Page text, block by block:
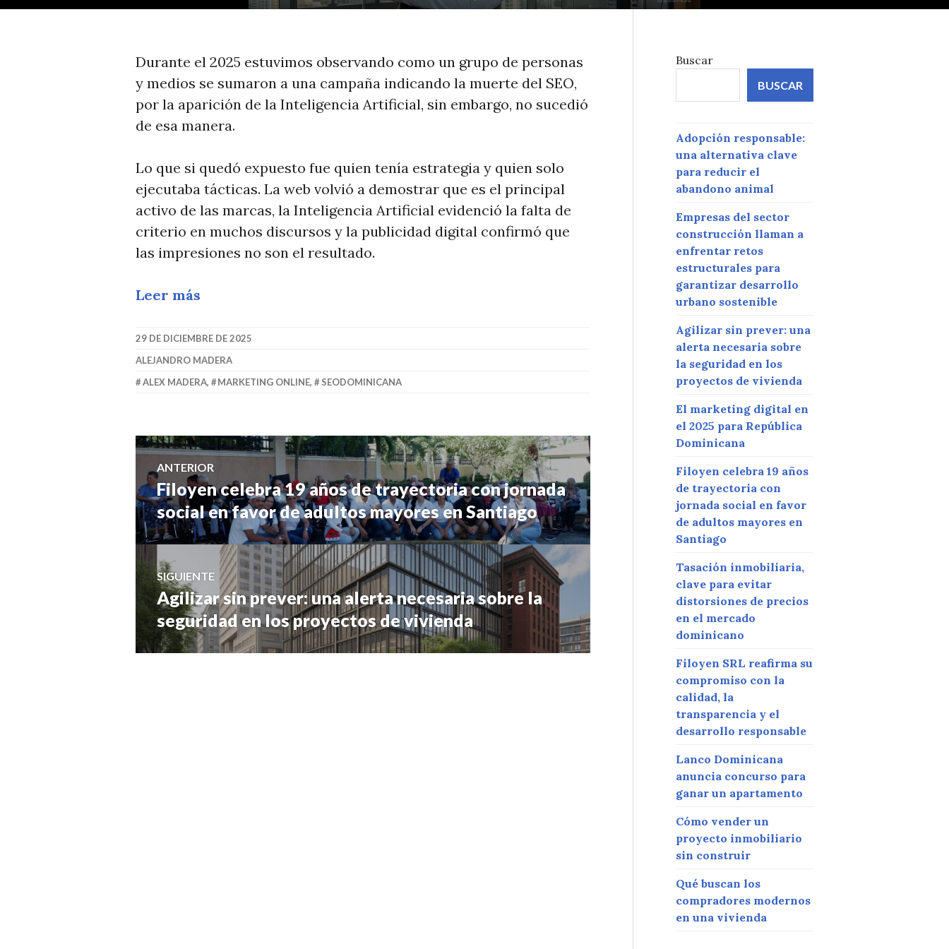
Durante el 2025 estuvimos observando como un grupo de personas
y medios se sumaron a una campaña indicando la muerte del SEO,
por la aparición de la Inteligencia Artificial, sin embargo, no sucedió
de esa manera.
Lo que si quedó expuesto fue quien tenía estrategia y quien solo
ejecutaba tácticas. La web volvió a demostrar que es el principal
activo de las marcas, la Inteligencia Artificial evidenció la falta de
criterio en muchos discursos y la publicidad digital confirmó que
las impresiones no son el resultado.
Leer más
29 DE DICIEMBRE DE 2025
ALEJANDRO MADERA
ALEX MADERA, MARKETING ONLINE, SEODOMINICANA
Navegación
de
entradas
ANTERIOR
Entrada
anterior:
Filoyen celebra 19 años de trayectoria con jornada
social en favor de adultos mayores en Santiago
SIGUIENTE
Entrada
siguiente:
Agilizar sin prever: una alerta necesaria sobre la
seguridad en los proyectos de vivienda
Buscar
BUSCAR
Adopción responsable:
una alternativa clave
para reducir el
abandono animal
Empresas del sector
construcción llaman a
enfrentar retos
estructurales para
garantizar desarrollo
urbano sostenible
Agilizar sin prever: una
alerta necesaria sobre
la seguridad en los
proyectos de vivienda
El marketing digital en
el 2025 para República
Dominicana
Filoyen celebra 19 años
de trayectoria con
jornada social en favor
de adultos mayores en
Santiago
Tasación inmobiliaria,
clave para evitar
distorsiones de precios
en el mercado
dominicano
Filoyen SRL reafirma su
compromiso con la
calidad, la
transparencia y el
desarrollo responsable
Lanco Dominicana
anuncia concurso para
ganar un apartamento
Cómo vender un
proyecto inmobiliario
sin construir
Qué buscan los
compradores modernos
en una vivienda